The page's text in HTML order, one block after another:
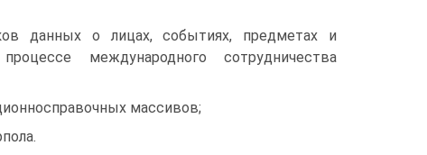
данных о лицах, событиях, предметах и
международного сотрудничества
массивов;